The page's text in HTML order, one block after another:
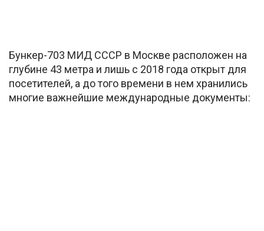
Бункер-703 МИД СССР в Москве расположен на
глубине 43 метра и лишь с 2018 года открыт для
посетителей, а до того времени в нем хранились
многие важнейшие международные документы: